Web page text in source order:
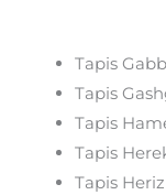
Tapis
Tapis
Tapis
Tapis
Tapis